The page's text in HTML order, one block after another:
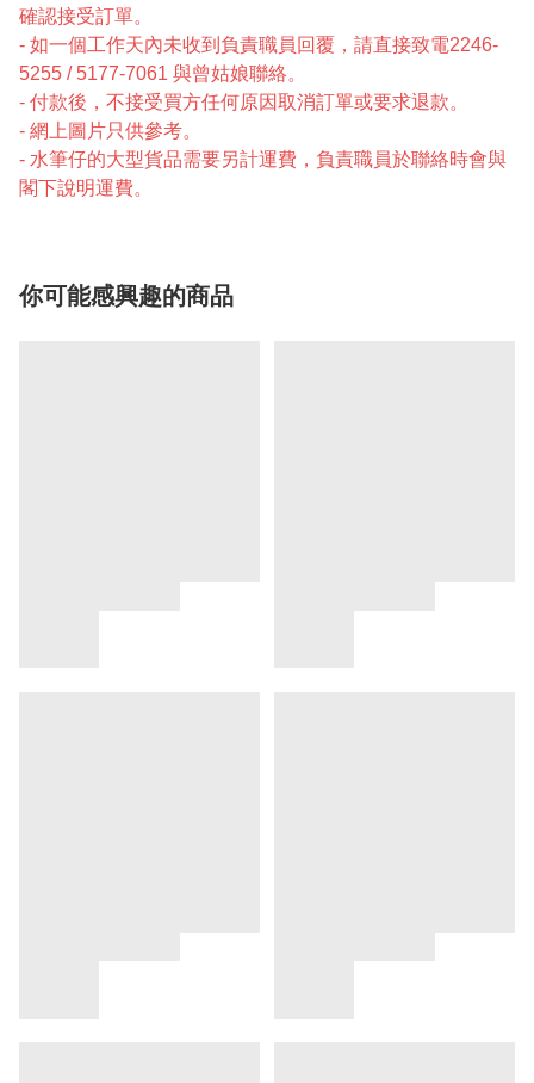
確認接受訂單。
- 如一個工作天內未收到負責職員回覆，請直接致電2246-
5255 / 5177-7061 與曾姑娘聯絡。
- 付款後，不接受買方任何原因取消訂單或要求退款。
- 網上圖片只供參考。
- 水筆仔的大型貨品需要另計運費，負責職員於聯絡時會與
閣下說明運費。
你可能感興趣的商品